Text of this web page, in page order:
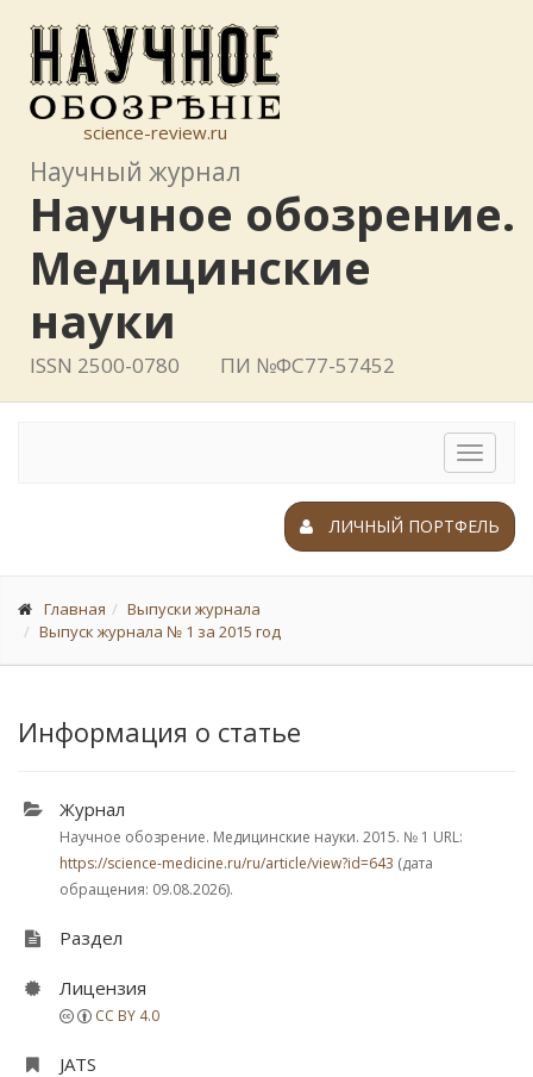
science-review.ru
Научный журнал
Научное обозрение.
Медицинские
науки
ISSN 2500-0780 ПИ №ФС77-57452
Toggle
ЛИЧНЫЙ ПОРТФЕЛЬ
Главная
Выпуски журнала
Выпуск журнала № 1 за 2015 год
Информация о статье
Журнал
Научное обозрение. Медицинские науки. 2015. № 1 URL:
https://science-medicine.ru/ru/article/view?id=643 (дата
обращения: 09.08.2026).
Раздел
Лицензия
CC BY 4.0
JATS